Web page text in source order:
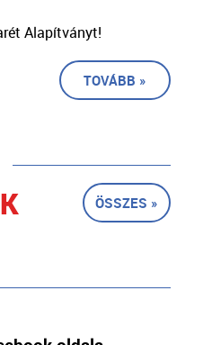
Alapítványt!
TOVÁBB »
ÖSSZES »